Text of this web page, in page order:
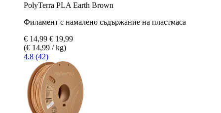
PolyTerra PLA Earth Brown
Филамент с намалено съдържание на пластмаса
€ 14,99 € 19,99
(€ 14,99 / kg)
4.8 (42)